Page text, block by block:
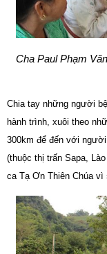
Cha Paul Phạm
Chia tay những người
hành trình, xuôi theo
300km để đến với người
(thuộc thị trấn Sapa,
ca Tạ Ơn Thiên Chúa